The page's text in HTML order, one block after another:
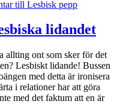
till Lesbisk pepp
lidandet
allting ont som sker för det
Lesbiskt lidande! Bussen
med detta är ironisera
i relationer har att göra
med det faktum att en är